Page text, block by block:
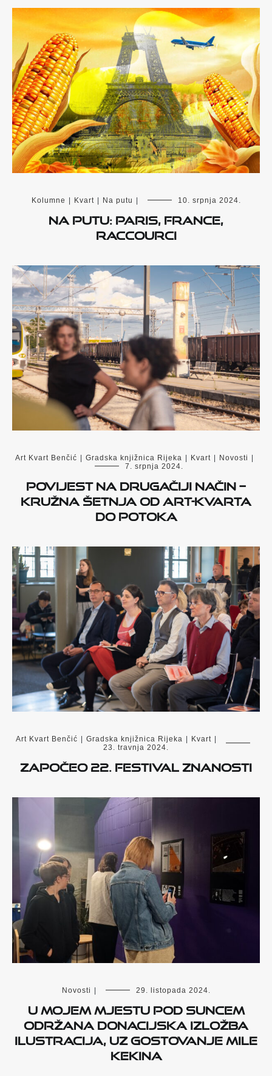
Kolumne Kvart Na putu 10. srpnja 2024.
NA PUTU: PARIS, FRANCE,
RACCOURCI
Art Kvart Benčić Gradska knjižnica Rijeka Kvart Novosti
7. srpnja 2024.
Povijest na drugačiji način –
kružna šetnja od Art-kvarta
do Potoka
Art Kvart Benčić Gradska knjižnica Rijeka Kvart
23. travnja 2024.
ZAPOČEO 22. FESTIVAL ZNANOSTI
Novosti | 29. listopada 2024.
U Mojem mjestu pod suncem
održana donacijska izložba
ilustracija, uz gostovanje Mile
Kekina